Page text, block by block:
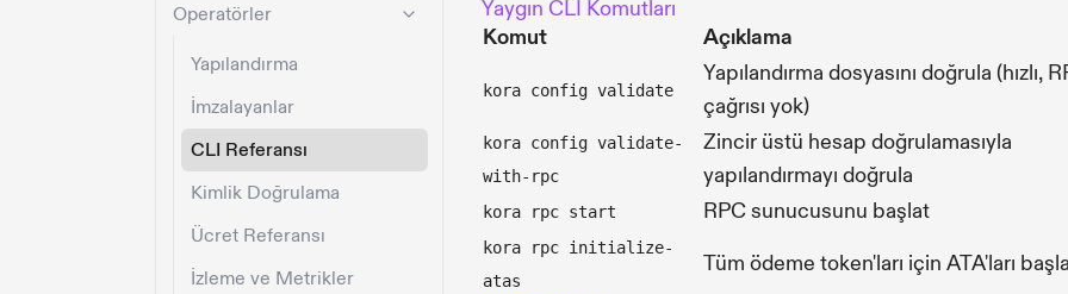
Operatörler
Yapılandırma
İmzalayanlar
CLI Referansı
Kimlik Doğrulama
Ücret Referansı
İzleme ve Metrikler
Yaygın CLI Komutları
Komut
Açıklama
kora config validate
Yapılandırma dosyasını doğrula (hızlı,
çağrısı yok)
kora config validate-
with-rpc
Zincir üstü hesap doğrulamasıyla
yapılandırmayı doğrula
kora rpc start RPC sunucusunu başlat
kora rpc initialize-
atas
Tüm ödeme token'ları için ATA'ları